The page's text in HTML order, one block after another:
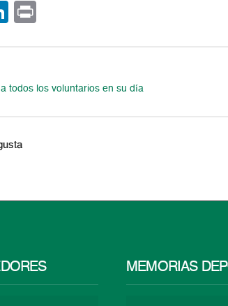
LinkedIn
todos los voluntarios en su día
MEMORIAS